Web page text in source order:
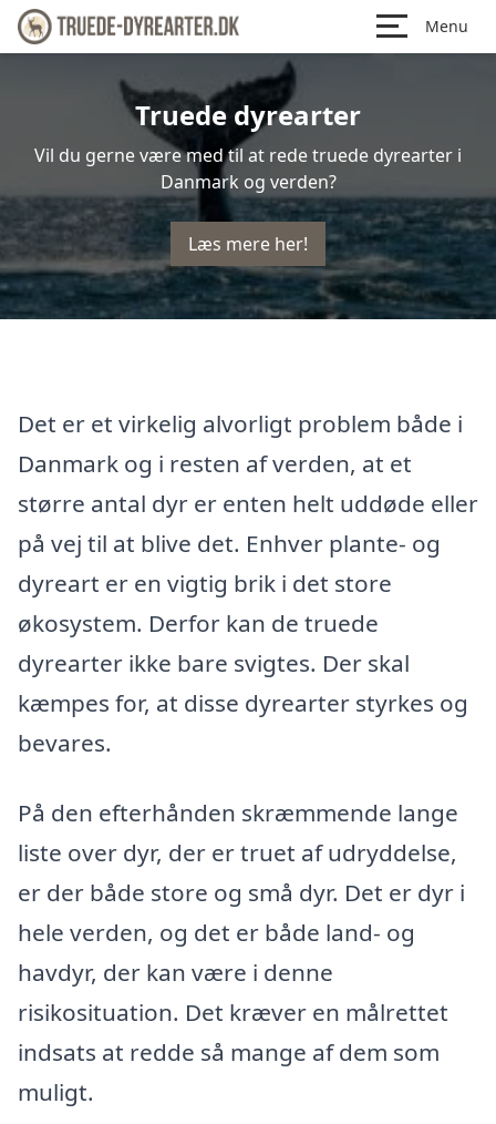
Menu
Truede dyrearter
Vil du gerne være med til at rede truede dyrearter i
Danmark og verden?
Læs mere her!
Det er et virkelig alvorligt problem både i
Danmark og i resten af verden, at et
større antal dyr er enten helt uddøde eller
på vej til at blive det. Enhver plante- og
dyreart er en vigtig brik i det store
økosystem. Derfor kan de truede
dyrearter ikke bare svigtes. Der skal
kæmpes for, at disse dyrearter styrkes og
bevares.
På den efterhånden skræmmende lange
liste over dyr, der er truet af udryddelse,
er der både store og små dyr. Det er dyr i
hele verden, og det er både land- og
havdyr, der kan være i denne
risikosituation. Det kræver en målrettet
indsats at redde så mange af dem som
muligt.